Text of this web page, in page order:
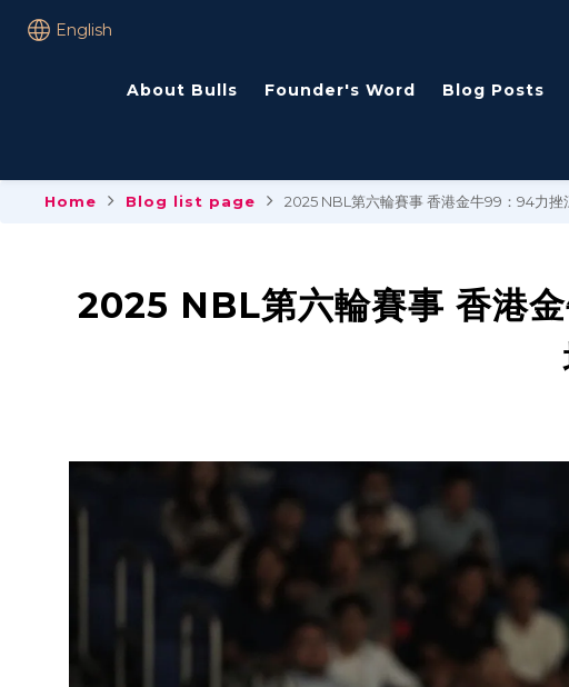
English
About Bulls Founder's Word Blog Posts
Home Blog list page 2025 NBL第六輪賽事 香港金牛99：94力挫
2025 NBL第六輪賽事 香港